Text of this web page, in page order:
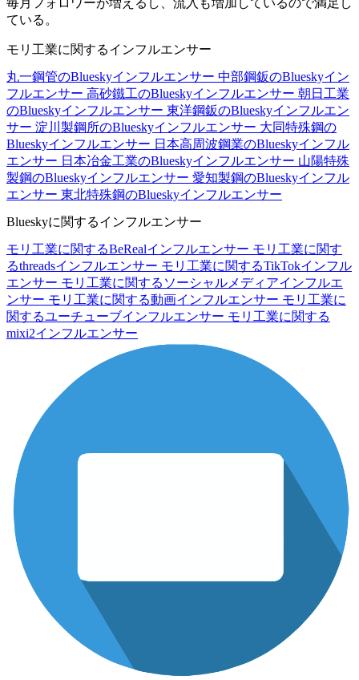
ている。
モリ工業に関するインフルエンサー
丸一鋼管のBlueskyインフルエンサー 中部鋼鈑のBlueskyイン
フルエンサー 高砂鐵工のBlueskyインフルエンサー 朝日工業
のBlueskyインフルエンサー 東洋鋼鈑のBlueskyインフルエン
サー 淀川製鋼所のBlueskyインフルエンサー 大同特殊鋼の
Blueskyインフルエンサー 日本高周波鋼業のBlueskyインフル
エンサー 日本冶金工業のBlueskyインフルエンサー 山陽特殊
製鋼のBlueskyインフルエンサー 愛知製鋼のBlueskyインフル
エンサー 東北特殊鋼のBlueskyインフルエンサー
Blueskyに関するインフルエンサー
モリ工業に関するBeRealインフルエンサー モリ工業に関す
るthreadsインフルエンサー モリ工業に関するTikTokインフル
エンサー モリ工業に関するソーシャルメディアインフルエ
ンサー モリ工業に関する動画インフルエンサー モリ工業に
関するユーチューブインフルエンサー モリ工業に関する
mixi2インフルエンサー